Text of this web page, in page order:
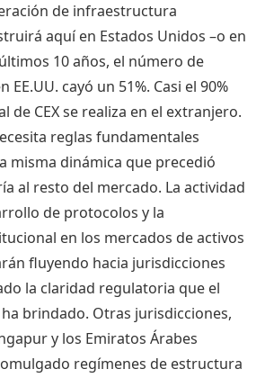
de infraestructura
aquí en Estados Unidos –o en
10 años, el número de
cayó un 51%. Casi el 90%
de CEX se realiza en el extranjero.
reglas fundamentales
misma dinámica que precedió
al resto del mercado. La actividad
de protocolos y la
en los mercados de activos
fluyendo hacia jurisdicciones
la claridad regulatoria que el
brindado. Otras jurisdicciones,
y los Emiratos Árabes
regímenes de estructura